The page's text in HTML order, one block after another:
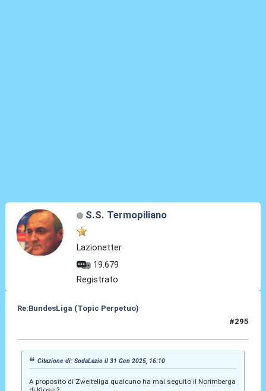
S.S. Termopiliano
Lazionetter
19.679
Registrato
Re:BundesLiga (Topic Perpetuo)
#295
Citazione di: SodaLazio il 31 Gen 2025, 16:10
A proposito di Zweiteliga qualcuno ha mai seguito il Norimberga